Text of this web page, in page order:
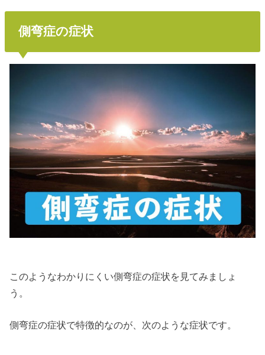
側弯症の症状
このようなわかりにくい側弯症の症状を見てみましょ
う。
側弯症の症状で特徴的なのが、次のような症状です。